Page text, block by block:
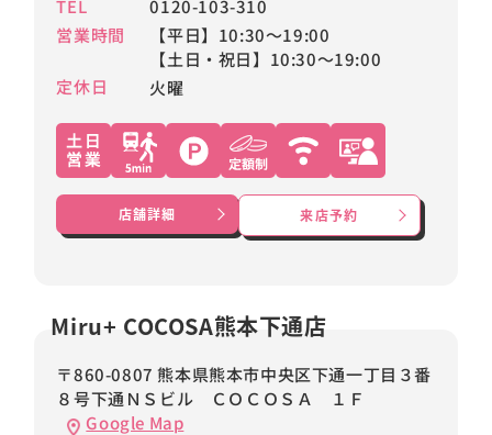
TEL
0120-103-310
営業時間
【平日】10:30～19:00
【土日・祝日】10:30～19:00
定休日
火曜
店舗詳細 来店予約
Miru+ COCOSA熊本下通店
〒860-0807 熊本県熊本市中央区下通一丁目３番
８号下通ＮＳビル ＣＯＣＯＳＡ １Ｆ
Google Map